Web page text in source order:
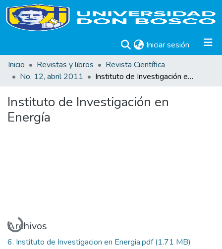
Iniciar sesión (current)
Inicio
Revistas y libros
Revista Científica
No. 12, abril 2011
Instituto de Investigación en Energía
Instituto de Investigación en
Energía
Cargando...
Archivos
6. Instituto de Investigacion en Energia.pdf(1.71 MB)